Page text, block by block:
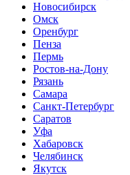
Новосибирск
Омск
Оренбург
Пенза
Пермь
Ростов-на-Дону
Рязань
Самара
Санкт-Петербург
Саратов
Уфа
Хабаровск
Челябинск
Якутск